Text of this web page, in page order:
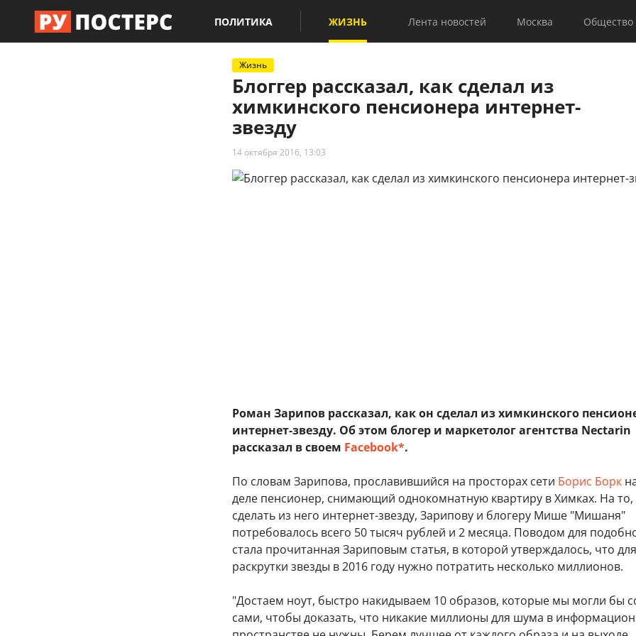
ПОЛИТИКА ЖИЗНЬ Лента новостей Москва Общество
Жизнь
Блоггер рассказал, как сделал из
химкинского пенсионера интернет-
звезду
14 октября 2016, 13:03
Роман Зарипов рассказал, как он сделал из химкинского
интернет-звезду. Об этом блогер и маркетолог агентства Nectarin
рассказал в своем Facebook*.
По словам Зарипова, прославившийся на просторах сети Борис Борк
деле пенсионер, снимающий однокомнатную квартиру в Химках. На
сделать из него интернет-звезду, Зарипову и блогеру Мише "Мишаня"
потребовалось всего 50 тысяч рублей и 2 месяца. Поводом для
стала прочитанная Зариповым статья, в которой утверждалось, что для
раскрутки звезды в 2016 году нужно потратить несколько миллионов.
"Достаем ноут, быстро накидываем 10 образов, которые мы могли бы
сами, чтобы доказать, что никакие миллионы для шума в